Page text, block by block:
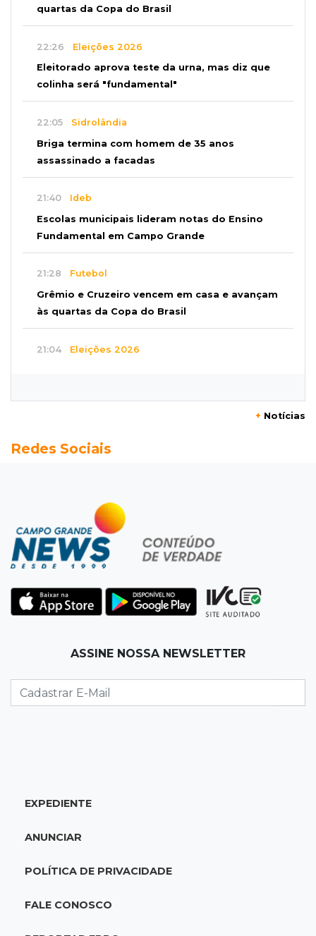
quartas da Copa do Brasil
22:26 Eleições 2026
Eleitorado aprova teste da urna, mas diz que
colinha será "fundamental"
22:05 Sidrolândia
Briga termina com homem de 35 anos
assassinado a facadas
21:40 Ideb
Escolas municipais lideram notas do Ensino
Fundamental em Campo Grande
21:28 Futebol
Grêmio e Cruzeiro vencem em casa e avançam
às quartas da Copa do Brasil
21:04 Eleições 2026
Veja as dezenas de hoje na Dupla Sena,
Aviso inusitado
Com 11 gatos, morador pede fim do abandono
dos pets em frente de casa
Ex-PM deixa prisão para tratamento médico 5
meses após ser capturado
Feminicídio
esposa em frente aos filhos
19:05Pregão
atenção ao cenário externo
Ensino Médio melhora nas maiores cidades do
+ Notícias
Redes Sociais
ASSINE NOSSA NEWSLETTER
EXPEDIENTE
ANUNCIAR
POLÍTICA DE PRIVACIDADE
FALE CONOSCO